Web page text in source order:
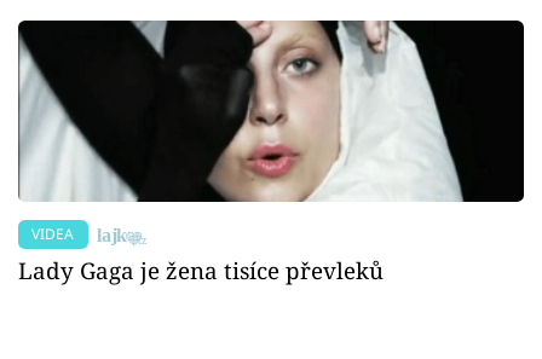
VIDEA
Lady Gaga je žena tisíce převleků